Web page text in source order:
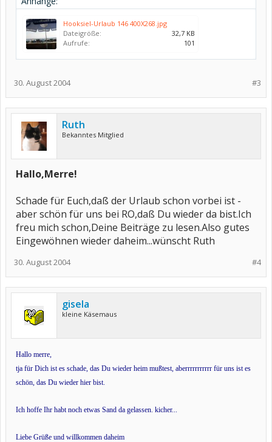
Hooksiel-Urlaub 146 400X268.jpg
Dateigröße:
32,7 KB
Aufrufe:
101
#3
30. August 2004
Ruth
Bekanntes Mitglied
Hallo,Merre!
Schade für Euch,daß der Urlaub schon vorbei ist -
aber schön für uns bei RO,daß Du wieder da bist.Ich
freu mich schon,Deine Beiträge zu lesen.Also gutes
Eingewöhnen wieder daheim...wünscht Ruth
#4
30. August 2004
gisela
kleine Käsemaus
Hallo merre,
tja für Dich ist es schade, das Du wieder heim mußtest, aberrrrrrrrrrr für uns ist es
schön, das Du wieder hier bist.
Ich hoffe Ihr habt noch etwas Sand da gelassen. kicher...
Liebe Grüße und willkommen daheim